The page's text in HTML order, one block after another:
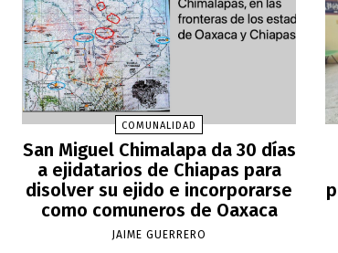
COMUNALIDAD
San Miguel Chimalapa da 30 días
a ejidatarios de Chiapas para
disolver su ejido e incorporarse
como comuneros de Oaxaca
JAIME GUERRERO